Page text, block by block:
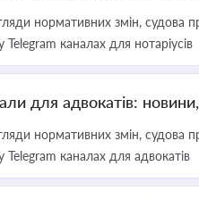
нормативних змін, судова
каналах для нотаріусів
для адвокатів:
нормативних змін, судова
каналах для адвокатів